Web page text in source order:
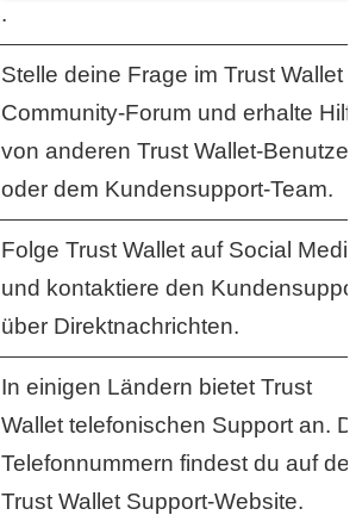
.
Stelle deine Frage im Trust Wallet
Community-Forum und erhalte
von anderen Trust Wallet-
oder dem Kundensupport-Team.
Folge Trust Wallet auf Social
und kontaktiere den
über Direktnachrichten.
In einigen Ländern bietet Trust
Wallet telefonischen Support an.
Telefonnummern findest du auf der
Trust Wallet Support-Website.